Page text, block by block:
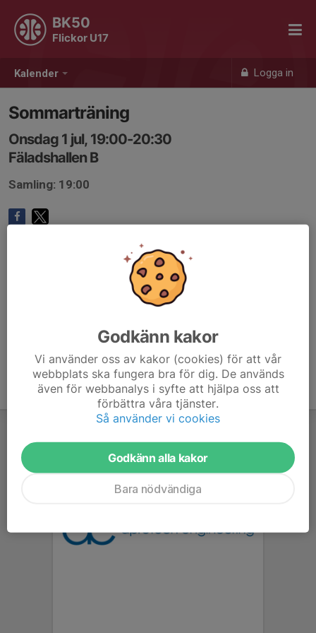
Kalender Logga in
BK50
Flickor U17
Sommarträning
Onsdag 1 jul, 19:00-20:30
Fäladshallen B
Samling: 19:00
Godkänn kakor
Vi använder oss av kakor (cookies) för att vår
webbplats ska fungera bra för dig. De används
även för webbanalys i syfte att hjälpa oss att
förbättra våra tjänster.
Så använder vi cookies
Godkänn alla kakor
Bara nödvändiga